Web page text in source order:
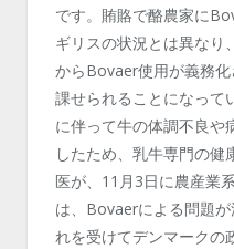
です。賄賂で酪農家に
ギリスの状況とは異なり
からBovaer使用が義務
課せられることになって
に伴って牛の体調不良や
したため、乳牛専門の
医が、 11 月 3日に農産業
は、 Bovaerによる問題
れを受けてデンマークの